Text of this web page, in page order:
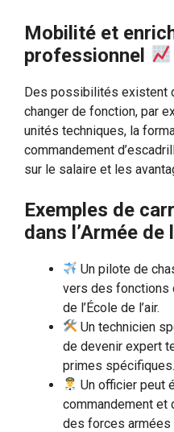
Mobilité et
professionnel
Des possibilités existent
changer de fonction, par
unités techniques, la
commandement
sur le salaire et les
Exemples de
dans l’Armée de
Un pilote de
vers des fonctions
de l’École de l’air.
Un technicien
de devenir expert
primes spécifiques.
Un officier peut
commandement et
des forces